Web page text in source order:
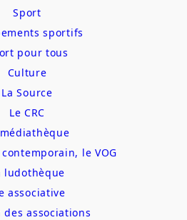
Sport
sportifs
pour tous
Culture
La Source
Le CRC
contemporain, le VOG
ludothèque
associative
des associations